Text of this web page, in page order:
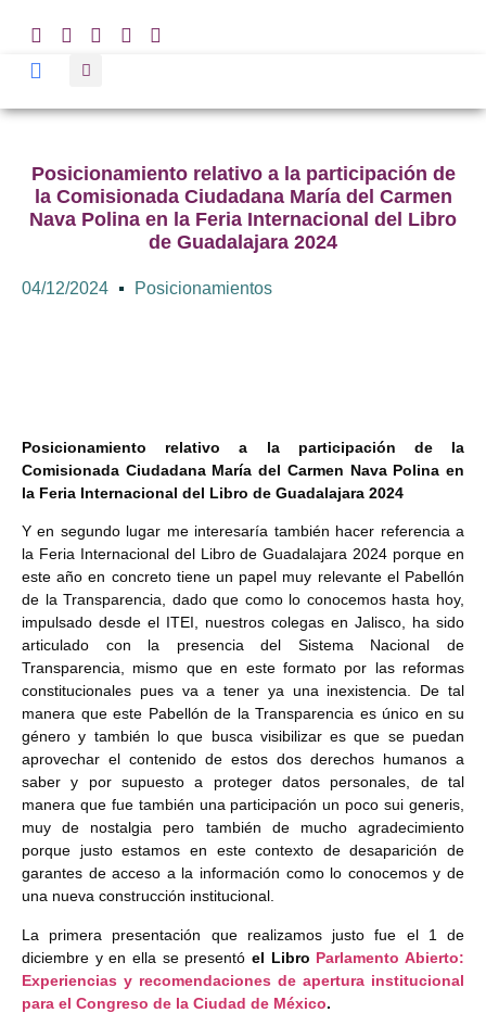
Posicionamiento relativo a la participación de
la Comisionada Ciudadana María del Carmen
Nava Polina en la Feria Internacional del Libro
de Guadalajara 2024
04/12/2024 Posicionamientos
Posicionamiento relativo a la participación de la
Comisionada Ciudadana María del Carmen Nava Polina en
la Feria Internacional del Libro de Guadalajara 2024
Y en segundo lugar me interesaría también hacer referencia a
la Feria Internacional del Libro de Guadalajara 2024 porque en
este año en concreto tiene un papel muy relevante el Pabellón
de la Transparencia, dado que como lo conocemos hasta hoy,
impulsado desde el ITEI, nuestros colegas en Jalisco, ha sido
articulado con la presencia del Sistema Nacional de
Transparencia, mismo que en este formato por las reformas
constitucionales pues va a tener ya una inexistencia. De tal
manera que este Pabellón de la Transparencia es único en su
género y también lo que busca visibilizar es que se puedan
aprovechar el contenido de estos dos derechos humanos a
saber y por supuesto a proteger datos personales, de tal
manera que fue también una participación un poco sui generis,
muy de nostalgia pero también de mucho agradecimiento
porque justo estamos en este contexto de desaparición de
garantes de acceso a la información como lo conocemos y de
una nueva construcción institucional.
La primera presentación que realizamos justo fue el 1 de
diciembre y en ella se presentó el Libro Parlamento Abierto:
Experiencias y recomendaciones de apertura institucional
para el Congreso de la Ciudad de México.